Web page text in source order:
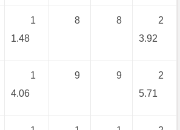
1
1.48
8 8
2
3.92
1
4.06
9 9
2
5.71